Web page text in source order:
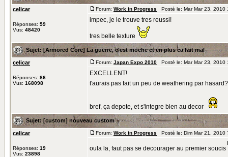
celicar
Réponses: 59
Vus: 48420
Forum: Work in Progress Posté le: Mar Mar 23,
impec, je le trouve tres reussi!
tres belle texture
Sujet: [Armored Core] La guerre, c'est moche et en plus ca fait mal
celicar
Réponses: 86
Vus: 168098
Forum: Japan Expo 2010 Posté le: Mar Mar 23,
EXCELLENT!
t'aurais pas fait un peu de weathering par
bref, ça depote, et s'integre bien au decor
Sujet: [custom] nouveau custom
celicar
Réponses: 19
Vus: 23898
Forum: Work in Progress Posté le: Dim Mar 21,
oula la, faut pas se decourager au premier soucis